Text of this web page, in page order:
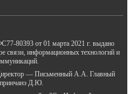
80393 от 01 марта 2021 г. выдано
связи, информационных технологий и
— Письменный А.А. Главный
Д.Ю.